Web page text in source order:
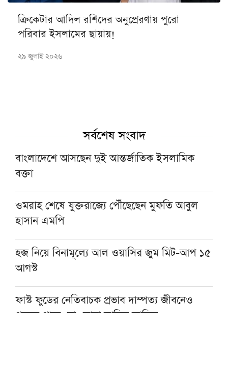
ক্রিকেটার আদিল রশিদের অনুপ্রেরণায় পুরো
পরিবার ইসলামের ছায়ায়!
২৯ জুলাই ২০২৬
সর্বশেষ সংবাদ
বাংলাদেশে আসছেন দুই আন্তর্জাতিক ইসলামিক
বক্তা
ওমরাহ শেষে যুক্তরাজ্যে পৌঁছেছেন মুফতি আবুল
হাসান এমপি
হজ নিয়ে বিনামূল্যে আল ওয়াসির জুম মিট-আপ ১৫
আগস্ট
ফাস্ট ফুডের নেতিবাচক প্রভাব দাম্পত্য জীবনেও
পড়তে পারে: মাওলানা তারিক জামিল